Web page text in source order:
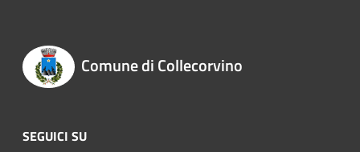
Comune di Collecorvino
SEGUICI SU